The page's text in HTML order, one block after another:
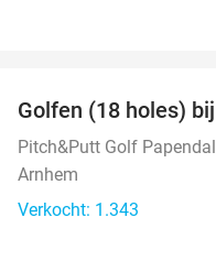
Golfen (18 holes)
Pitch&Putt Golf Papendal
Arnhem
Verkocht: 1.343